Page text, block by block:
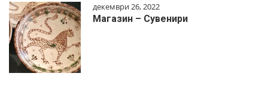
декември 26, 2022
Магазин – Сувенири